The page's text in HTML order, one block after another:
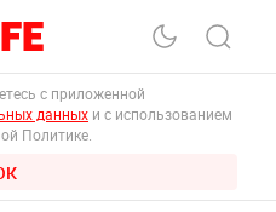
с приложенной
данных и с использованием
Политике.